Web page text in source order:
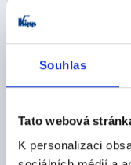
Souhlas
Tato webová
K personalizaci
ZÁVĚS
LEŠTĚNO
D1=11 ŠÍŘKA=120
bez DPH